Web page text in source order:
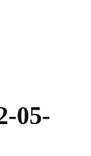
05-